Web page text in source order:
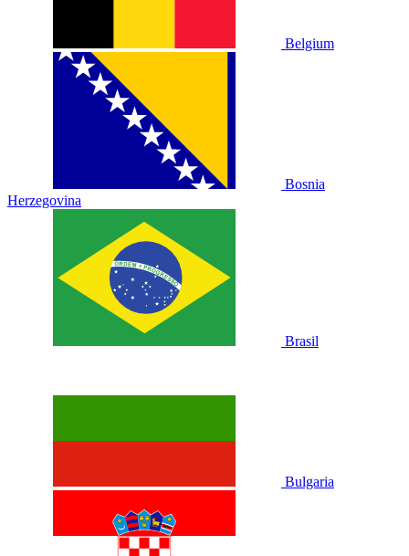
Belgium
Bosnia
Herzegovina
Brasil
Bulgaria